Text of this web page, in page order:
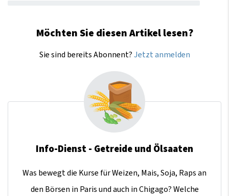
Möchten Sie diesen Artikel lesen?
Sie sind bereits Abonnent?Jetzt anmelden
Info-Dienst - Getreide und Ölsaaten
Was bewegt die Kurse für Weizen, Mais, Soja, Raps an
den Börsen in Paris und auch in Chigago? Welche